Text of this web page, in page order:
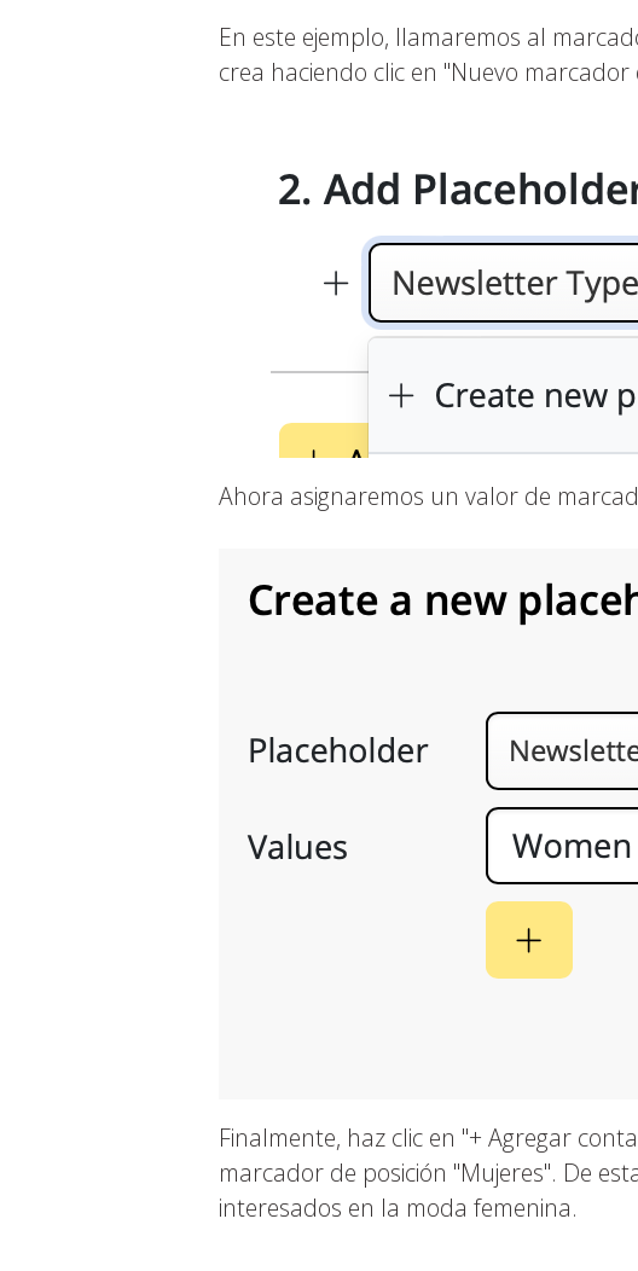
En este ejemplo, llamaremos al
crea haciendo clic en "Nuevo
Ahora asignaremos un valor de
Finalmente, haz clic en "+ Agregar
marcador de posición "Mujeres". De
interesados en la moda femenina.